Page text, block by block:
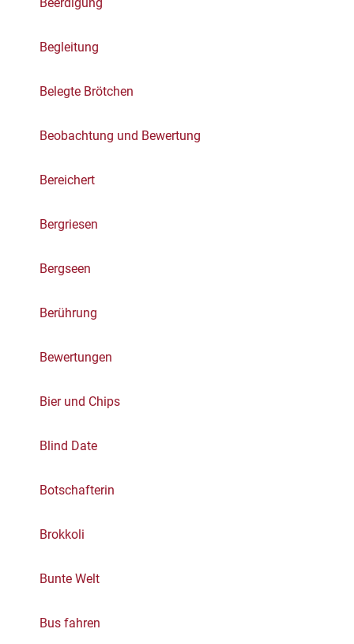
Beerdigung
Begleitung
Belegte Brötchen
Beobachtung und Bewertung
Bereichert
Bergriesen
Bergseen
Berührung
Bewertungen
Bier und Chips
Blind Date
Botschafterin
Brokkoli
Bunte Welt
Bus fahren